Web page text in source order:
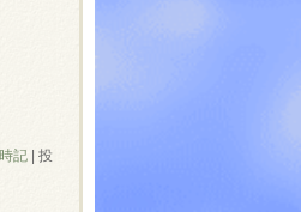
記
投